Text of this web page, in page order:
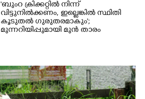
'ബുംറ ക്രിക്കറ്റിൽ നിന്ന്
വിട്ടുനിൽക്കണം, ഇല്ലെങ്കിൽ സ്ഥിതി
കൂടുതൽ ഗുരുതരമാകും';
മുന്നറിയിപ്പുമായി മുൻ താരം